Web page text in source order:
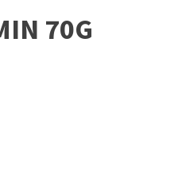
70G